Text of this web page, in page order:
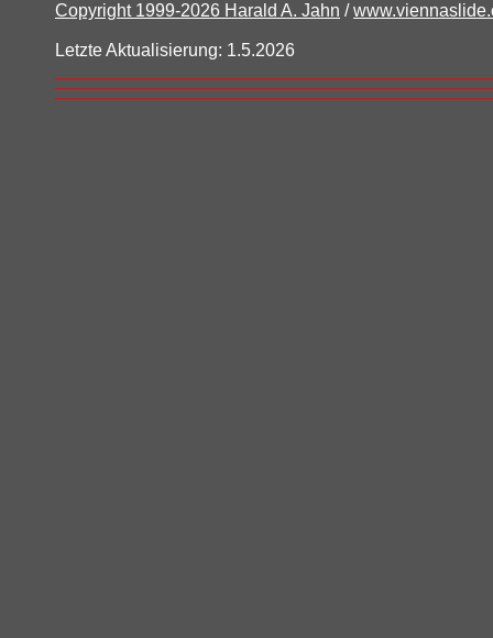
Copyright 1999-2026 Harald A. Jahn /
Letzte Aktualisierung: 1.5.2026